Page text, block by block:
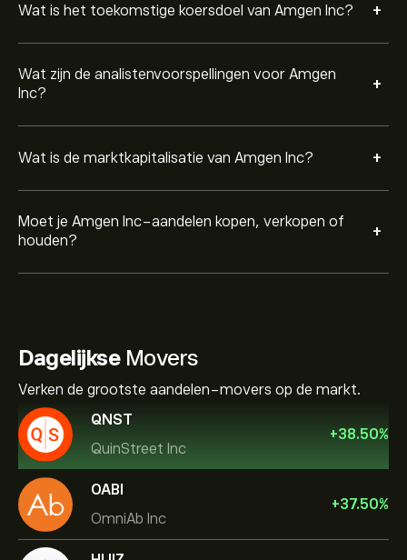
Wat is het toekomstige koersdoel van Amgen Inc? +
Wat zijn de analistenvoorspellingen voor Amgen
Inc?
+
Wat is de marktkapitalisatie van Amgen Inc? +
Moet je Amgen Inc-aandelen kopen, verkopen of
houden?
+
DagelijkseMovers
Verken de grootste aandelen-movers op de markt.
QNST
QuinStreet Inc
+38.50%
OABI
OmniAb Inc
+37.50%